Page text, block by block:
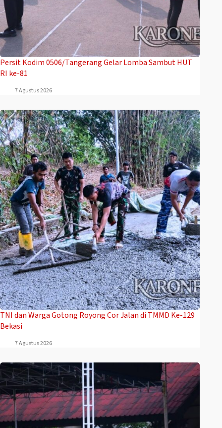
Persit Kodim 0506/Tangerang Gelar Lomba Sambut HUT
RI ke-81
7 Agustus 2026
TNI dan Warga Gotong Royong Cor Jalan di TMMD Ke-129
Bekasi
7 Agustus 2026